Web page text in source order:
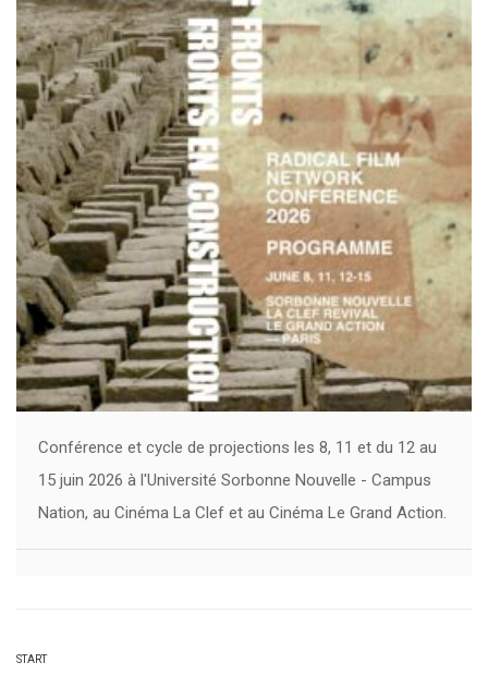
Conférence et cycle de projections les 8, 11 et du 12 au
15 juin 2026 à l'Université Sorbonne Nouvelle - Campus
Nation, au Cinéma La Clef et au Cinéma Le Grand Action.
START